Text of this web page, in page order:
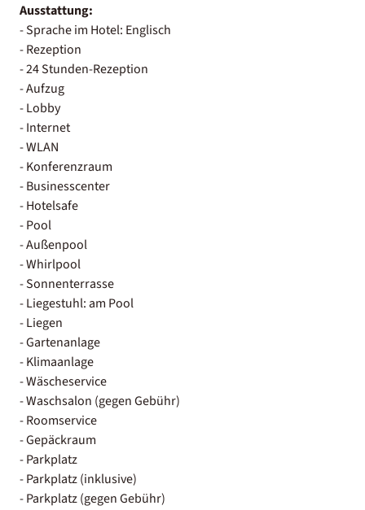
Ausstattung:
- Sprache im Hotel: Englisch
- Rezeption
- 24 Stunden-Rezeption
- Aufzug
- Lobby
- Internet
- WLAN
- Konferenzraum
- Businesscenter
- Hotelsafe
- Pool
- Außenpool
- Whirlpool
- Sonnenterrasse
- Liegestuhl: am Pool
- Liegen
- Gartenanlage
- Klimaanlage
- Wäscheservice
- Waschsalon (gegen Gebühr)
- Roomservice
- Gepäckraum
- Parkplatz
- Parkplatz (inklusive)
- Parkplatz (gegen Gebühr)